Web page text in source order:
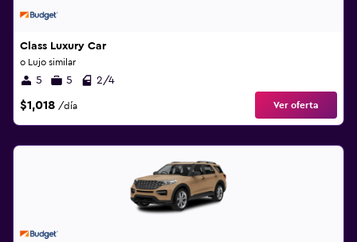
Class Luxury Car
o Lujo similar
5 5 2/4
$1,018 /día Ver oferta